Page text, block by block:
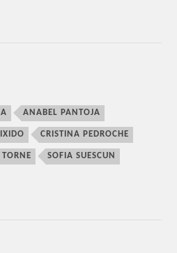
ANABEL PANTOJA
CRISTINA PEDROCHE
SOFIA SUESCUN